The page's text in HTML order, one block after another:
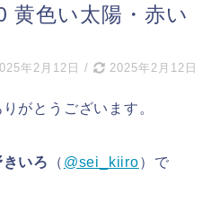
黄色い太陽・赤い
年2月12日 / 2025年2月12日
がとうございます。
いろ （ @sei_kiiro）で